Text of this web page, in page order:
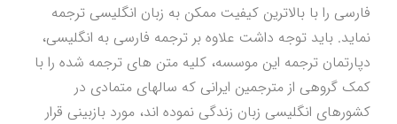
فارسی را با بالاترین کیفیت ممکن به زبان انگلیسی ترجمه
نماید. باید توجه داشت علاوه بر ترجمه فارسی به انگلیسی،
دپارتمان ترجمه این موسسه، کلیه متن های ترجمه شده را با
کمک گروهی از مترجمین ایرانی که سالهای متمادی در
کشورهای انگلیسی زبان زندگی نموده اند، مورد بازبینی قرار